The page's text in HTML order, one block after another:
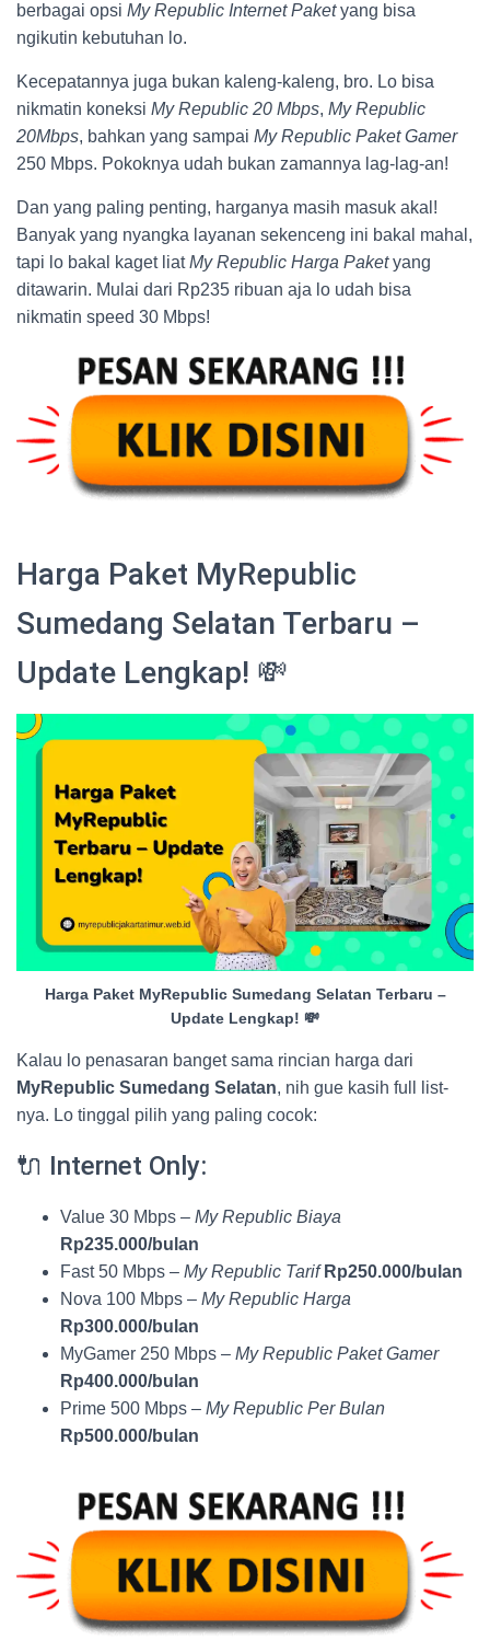
berbagai opsi My Republic Internet Paketyang bisa
ngikutin kebutuhan lo.
Kecepatannya juga bukan kaleng-kaleng, bro. Lo bisa
nikmatin koneksi My Republic 20 Mbps, My Republic
20Mbps, bahkan yang sampai My Republic Paket Gamer
250 Mbps. Pokoknya udah bukan zamannya lag-lag-an!
Dan yang paling penting, harganya masih masuk akal!
Banyak yang nyangka layanan sekenceng ini bakal mahal,
tapi lo bakal kaget liatMy Republic Harga Paketyang
ditawarin. Mulai dari Rp235 ribuan aja lo udah bisa
nikmatin speed 30 Mbps!
Harga Paket MyRepublic
Sumedang Selatan Terbaru –
Update Lengkap! 💸
Harga Paket MyRepublic Sumedang Selatan Terbaru –
Update Lengkap! 💸
Kalau lo penasaran banget sama rincian harga dari
MyRepublic Sumedang Selatan, nih gue kasih full list-
nya. Lo tinggal pilih yang paling cocok:
🔌 Internet Only:
Value 30 Mbps – My Republic Biaya
Rp235.000/bulan
Fast 50 Mbps – My Republic Tarif Rp250.000/bulan
Nova 100 Mbps – My Republic Harga
Rp300.000/bulan
MyGamer 250 Mbps – My Republic Paket Gamer
Rp400.000/bulan
Prime 500 Mbps – My Republic Per Bulan
Rp500.000/bulan